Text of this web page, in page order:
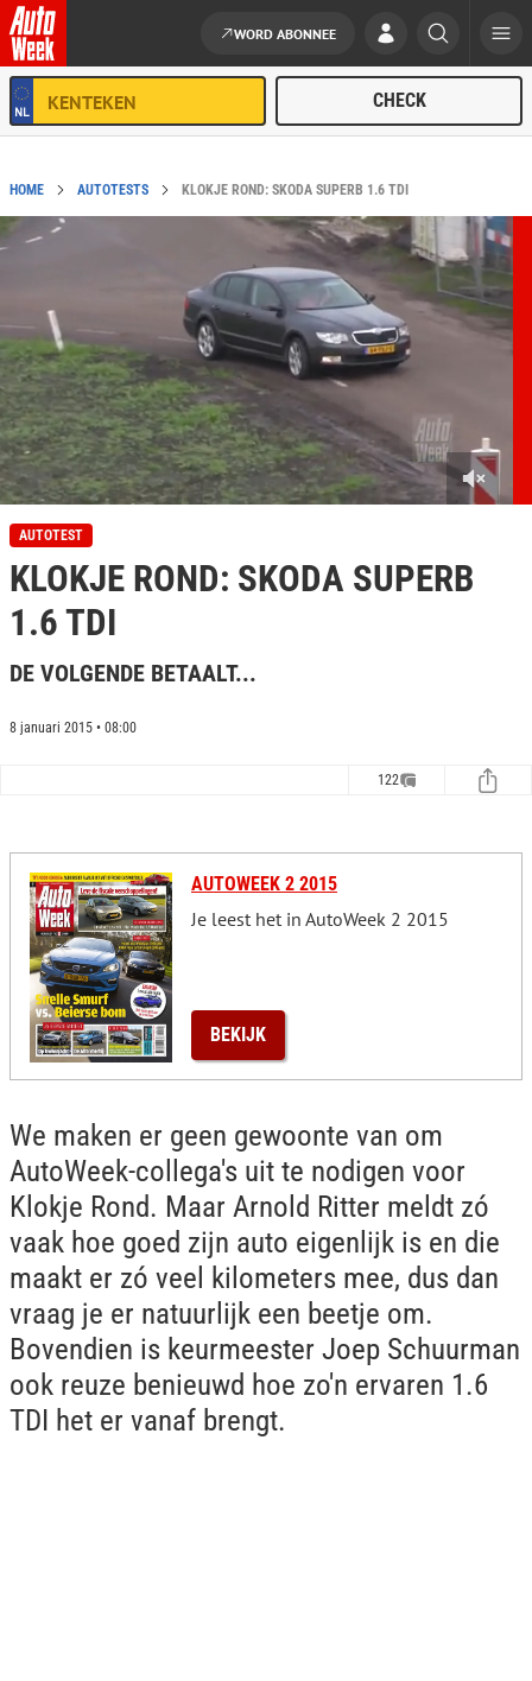
Ga naar de inhoud
WORD ABONNEE
HOME AUTOTESTS KLOKJE ROND: SKODA SUPERB 1.6 TDI
AUTOTEST
KLOKJE ROND: SKODA SUPERB
1.6 TDI
DE VOLGENDE BETAALT...
8 januari 2015 • 08:00
122
AUTOWEEK 2 2015
Je leest het in AutoWeek 2 2015
BEKIJK
We maken er geen gewoonte van om
AutoWeek-collega's uit te nodigen voor
Klokje Rond. Maar Arnold Ritter meldt zó
vaak hoe goed zijn auto eigenlijk is en die
maakt er zó veel kilometers mee, dus dan
vraag je er natuurlijk een beetje om.
Bovendien is keurmeester Joep Schuurman
ook reuze benieuwd hoe zo'n ervaren 1.6
TDI het er vanaf brengt.